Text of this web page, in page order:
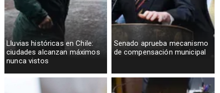
Lluvias históricas en Chile:
ciudades alcanzan máximos
nunca vistos
Senado aprueba mecanismo
de compensación municipal